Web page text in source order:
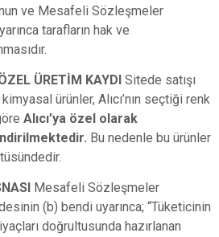
ve Mesafeli Sözleşmeler
tarafların hak ve
ÜRETİM KAYDI Sitede satışı
ürünler, Alıcı’nın seçtiği renk
Alıcı’ya özel olarak
Bu nedenle bu ürünler
Mesafeli Sözleşmeler
(b) bendi uyarınca; “Tüketicinin
doğrultusunda hazırlanan